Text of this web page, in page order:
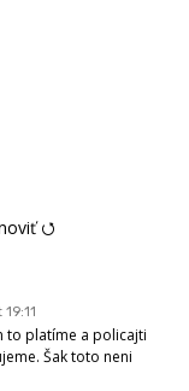
⭯
to platíme a policajti
Šak toto neni